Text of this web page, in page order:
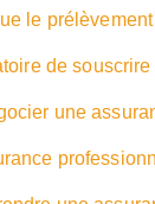
le
de
une